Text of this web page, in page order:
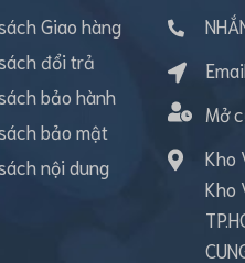
Giao hàng
đổi trả
bảo hành
bảo mật
nội dung
Mở
Kho
Kho